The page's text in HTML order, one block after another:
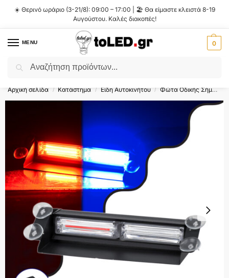
☀️ Θερινό ωράριο (3-21/8): 09:00 – 17:00 | 🏖️ Θα είμαστε κλειστά 8-19
Αυγούστου. Καλές διακοπές!
MENU 0
Flash Sale ⚡ 10% Έκπτωση με τον κωδικό
Αρχική σελίδα / Κατάστημα / Είδη Αυτοκινήτου / Φώτα Οδικής Σήμανσης